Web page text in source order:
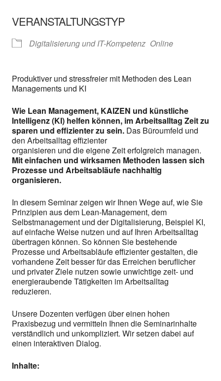
VERANSTALTUNGSTYP
Digitalisierung und IT-Kompetenz Online
Produktiver und stressfreier mit Methoden des Lean
Managements und KI
Wie Lean Management, KAIZEN und künstliche
Intelligenz (KI) helfen können, im Arbeitsalltag Zeit zu
sparen und effizienter zu sein. Das Büroumfeld und
den Arbeitsalltag effizienter
organisieren und die eigene Zeit erfolgreich managen.
Mit einfachen und wirksamen Methoden lassen sich
Prozesse und Arbeitsabläufe nachhaltig
organisieren.
In diesem Seminar zeigen wir Ihnen Wege auf, wie Sie
Prinzipien aus dem Lean-Management, dem
Selbstmanagement und der Digitalisierung, Beispiel KI,
auf einfache Weise nutzen und auf Ihren Arbeitsalltag
übertragen können. So können Sie bestehende
Prozesse und Arbeitsabläufe effizienter gestalten, die
vorhandene Zeit besser für das Erreichen beruflicher
und privater Ziele nutzen sowie unwichtige zeit- und
energieraubende Tätigkeiten im Arbeitsalltag
reduzieren.
Unsere Dozenten verfügen über einen hohen
Praxisbezug und vermitteln Ihnen die Seminarinhalte
verständlich und unkompliziert. Wir setzen dabei auf
einen interaktiven Dialog.
Inhalte: